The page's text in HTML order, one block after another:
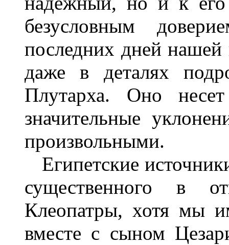
безусловным
последних дней нашей
даже в деталях
Плутарха. Оно
значительные
произвольными.
Египетские
существенного в
Клеопатры, хотя мы
вместе с сыном